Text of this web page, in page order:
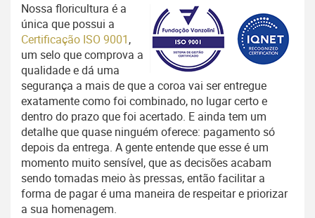
Nossa floricultura é a
única que possui a
Certificação ISO 9001,
um selo que comprova a
qualidade e dá uma
segurança a mais de que a coroa vai ser entregue
exatamente como foi combinado, no lugar certo e
dentro do prazo que foi acertado. E ainda tem um
detalhe que quase ninguém oferece: pagamento só
depois da entrega. A gente entende que esse é um
momento muito sensível, que as decisões acabam
sendo tomadas meio às pressas, então facilitar a
forma de pagar é uma maneira de respeitar e priorizar
a sua homenagem.